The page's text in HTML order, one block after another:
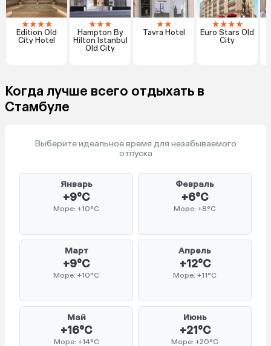
★★★★
Edition Old
City Hotel
★★★
Hampton By
Hilton Istanbul
Old City
★★
Tavra Hotel
★★★★
Euro Stars Old
City
Когда лучше всего отдыхать в
Стамбуле
Выберите идеальное время для незабываемого
отпуска
Январь
+9°C
Море: +10°C
Февраль
+6°C
Море: +8°C
Март
+9°C
Море: +10°C
Апрель
+12°C
Море: +11°C
Май
+16°C
Море: +14°C
Июнь
+21°C
Море: +20°C